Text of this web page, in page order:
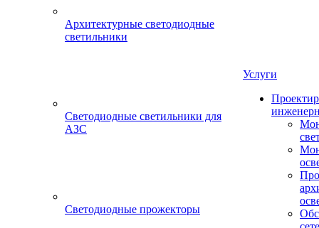
Архитектурные светодиодные
светильники
Светодиодные светильники для
АЗС
Светодиодные прожекторы
Услуги